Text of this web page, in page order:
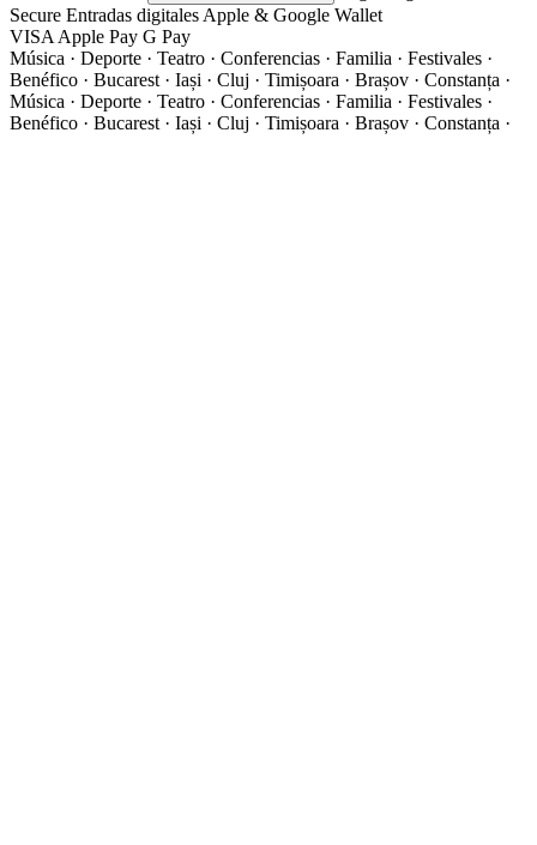
Secure Entradas digitales Apple & Google Wallet
VISA Apple Pay G Pay
Música · Deporte · Teatro · Conferencias · Familia · Festivales ·
Benéfico · Bucarest · Iași · Cluj · Timișoara · Brașov · Constanța ·
Música · Deporte · Teatro · Conferencias · Familia · Festivales ·
Benéfico · Bucarest · Iași · Cluj · Timișoara · Brașov · Constanța ·